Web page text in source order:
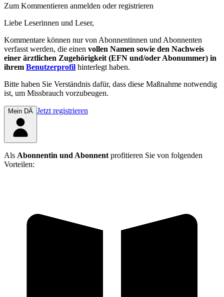
Zum Kommentieren anmelden oder registrieren
Liebe Leserinnen und Leser,
Kommentare können nur von Abonnentinnen und Abonnenten
verfasst werden, die einen vollen Namen sowie den Nachweis
einer ärztlichen Zugehörigkeit (EFN und/oder Abonummer) in
ihrem Benutzerprofil hinterlegt haben.
Bitte haben Sie Verständnis dafür, dass diese Maßnahme notwendig
ist, um Missbrauch vorzubeugen.
Mein DÄ Jetzt registrieren
Als Abonnentin und Abonnentprofitieren Sie von folgenden
Vorteilen: